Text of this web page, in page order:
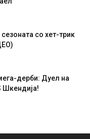
со хет-трик
дерби: Дуел на
Шкендија!